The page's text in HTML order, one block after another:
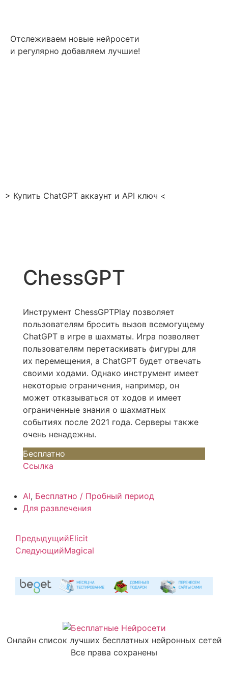
Отслеживаем новые нейросети
и регулярно добавляем лучшие!
> Купить ChatGPT аккаунт и API ключ <
ChessGPT
Инструмент ChessGPTPlay позволяет
пользователям бросить вызов всемогущему
ChatGPT в игре в шахматы. Игра позволяет
пользователям перетаскивать фигуры для
их перемещения, а ChatGPT будет отвечать
своими ходами. Однако инструмент имеет
некоторые ограничения, например, он
может отказываться от ходов и имеет
ограниченные знания о шахматных
событиях после 2021 года. Серверы также
очень ненадежны.
Бесплатно
Ссылка
AI, Бесплатно / Пробный период
Для развлечения
ПредыдущийElicit
СледующийMagical
Онлайн список лучших бесплатных нейронных сетей
Все права сохранены